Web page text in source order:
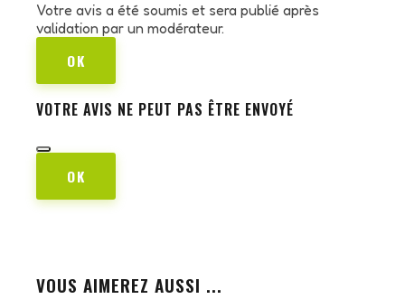
Votre avis a été soumis et sera publié après
validation par un modérateur.
OK
VOTRE AVIS NE PEUT PAS ÊTRE ENVOYÉ
OK
VOUS AIMEREZ AUSSI ...